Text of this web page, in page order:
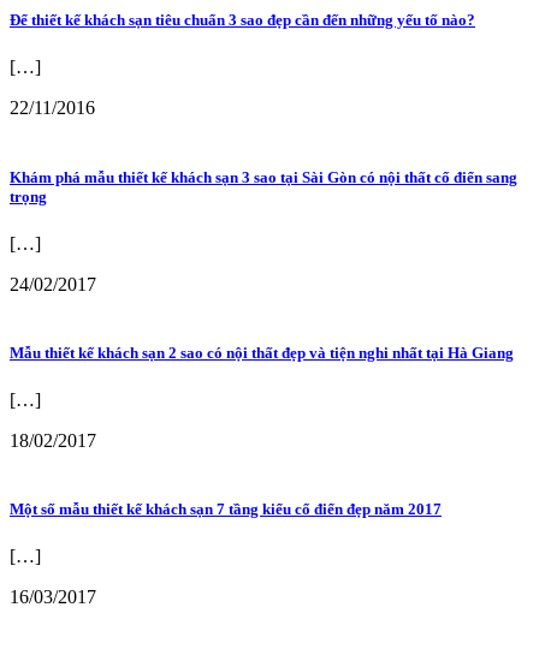
Để thiết kế khách sạn tiêu chuẩn 3 sao đẹp cần đến những yếu tố nào?
[…]
22/11/2016
Khám phá mẫu thiết kế khách sạn 3 sao tại Sài Gòn có nội thất cổ điển sang
trọng
[…]
24/02/2017
Mẫu thiết kế khách sạn 2 sao có nội thất đẹp và tiện nghi nhất tại Hà Giang
[…]
18/02/2017
Một số mẫu thiết kế khách sạn 7 tầng kiểu cổ điển đẹp năm 2017
[…]
16/03/2017